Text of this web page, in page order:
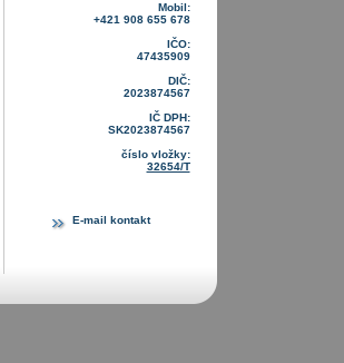
Mobil:
+421 908 655 678
IČO:
47435909
DIČ:
2023874567
IČ DPH:
SK2023874567
číslo vložky:
32654/T
E-mail kontakt